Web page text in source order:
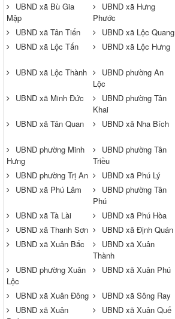
UBND xã Bù Gia
Mập
UBND xã Hưng
Phước
UBND xã Tân Tiến
UBND xã Lộc Quang
UBND xã Lộc Tấn
UBND xã Lộc Hưng
UBND xã Lộc Thành
UBND phường An
Lộc
UBND xã Minh Đức
UBND phường Tân
Khai
UBND xã Tân Quan UBND xã Nha Bích
UBND phường Minh
Hưng
UBND phường Tân
Triều
UBND phường Trị An UBND xã Phú Lý
UBND xã Phú Lâm
UBND phường Tân
Phú
UBND xã Tà Lài
UBND xã Phú Hòa
UBND xã Thanh Sơn
UBND xã Định Quán
UBND xã Xuân Bắc
UBND xã Xuân
Thành
UBND phường Xuân
Lộc
UBND xã Xuân Phú
UBND xã Xuân Đông UBND xã Sông Ray
UBND xã Xuân
UBND xã Xuân Quế